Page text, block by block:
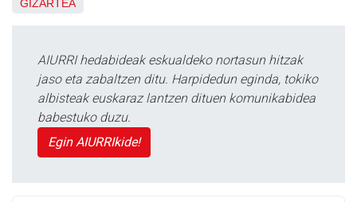
GIZARTEA
AIURRI hedabideak eskualdeko nortasun hitzak
jaso eta zabaltzen ditu. Harpidedun eginda, tokiko
albisteak euskaraz lantzen dituen komunikabidea
babestuko duzu.
Egin AIURRIkide!